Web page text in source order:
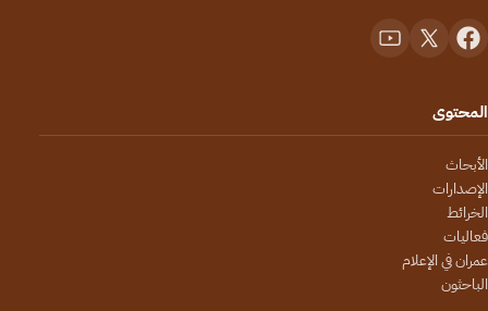
المحتوى
الأبحاث
الإصدارات
الخرائط
فعاليات
عمران في الإعلام
الباحثون